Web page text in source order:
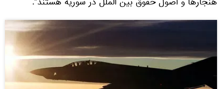
هنجارها و اصول حقوق بین الملل در سوریه هستند".